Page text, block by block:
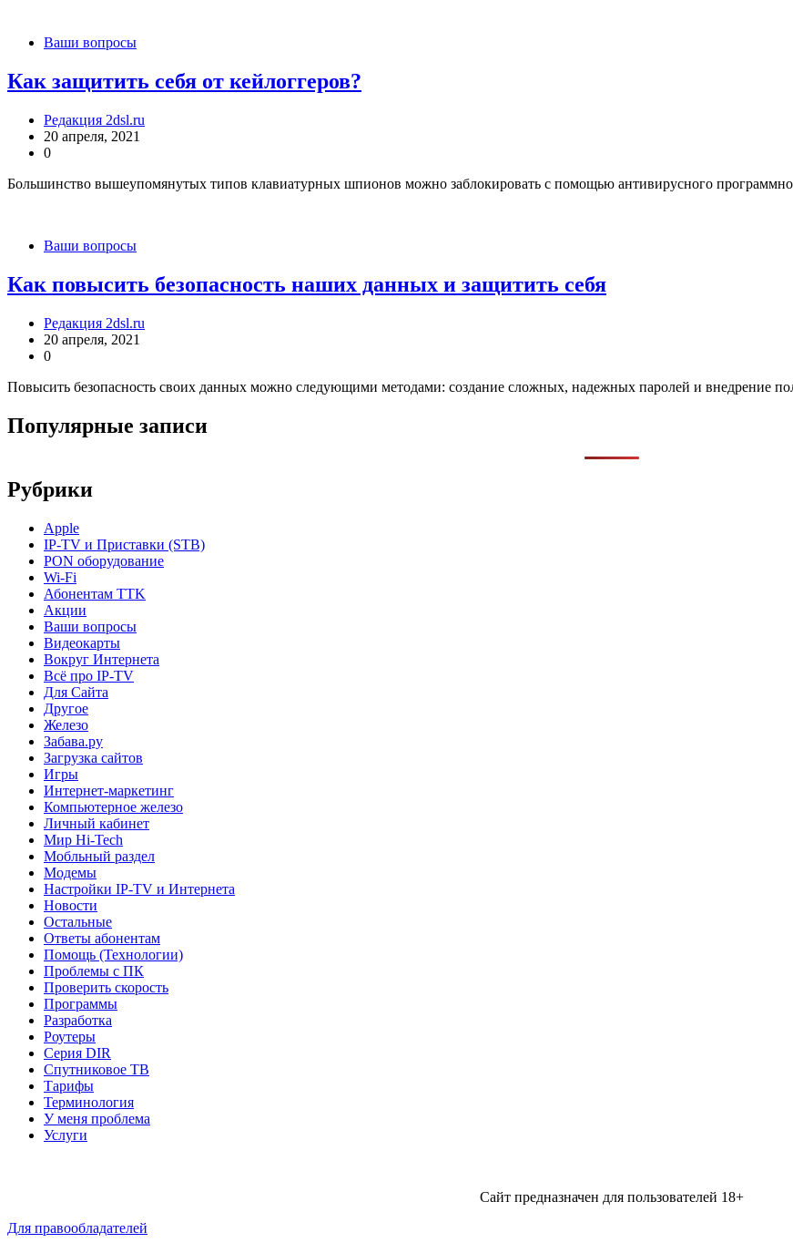
Ваши вопросы
Как защитить себя от кейлоггеров?
Редакция 2dsl.ru
20 апреля, 2021
0
Большинство вышеупомянутых типов клавиатурных шпионов можно заблокировать с помощью антивирусного
Ваши вопросы
Как повысить безопасность наших данных и защитить себя
Редакция 2dsl.ru
20 апреля, 2021
0
Повысить безопасность своих данных можно следующими методами: создание сложных, надежных паролей и внедрение
Популярные записи
Рубрики
Apple
IP-TV и Приставки (STB)
PON оборудование
Wi-Fi
Абонентам TTK
Акции
Ваши вопросы
Видеокарты
Вокруг Интернета
Всё про IP-TV
Для Сайта
Другое
Железо
Забава.ру
Загрузка сайтов
Игры
Интернет-маркетинг
Компьютерное железо
Личный кабинет
Мир Hi-Tech
Мобльный раздел
Модемы
Настройки IP-TV и Интернета
Новости
Остальные
Ответы абонентам
Помощь (Технологии)
Проблемы с ПК
Проверить скорость
Программы
Разработка
Роутеры
Серия DIR
Спутниковое ТВ
Тарифы
Терминология
У меня проблема
Услуги
Сайт предназначен для пользователей 18+
Для правообладателей